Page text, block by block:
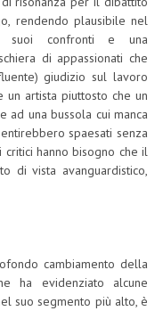
rendendo plausibile nel
suoi confronti e una
di appassionati che
giudizio sul lavoro
artista piuttosto che un
una bussola cui manca
spaesati senza
hanno bisogno che il
di vista avanguardistico,
cambiamento della
ha evidenziato alcune
suo segmento più alto, è